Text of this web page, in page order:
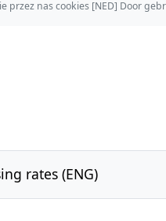
przez nas cookies [NED] Door
rates (ENG)